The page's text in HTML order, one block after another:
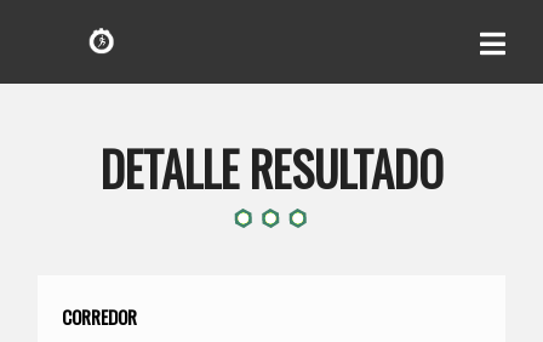
DETALLE RESULTADO
CORREDOR